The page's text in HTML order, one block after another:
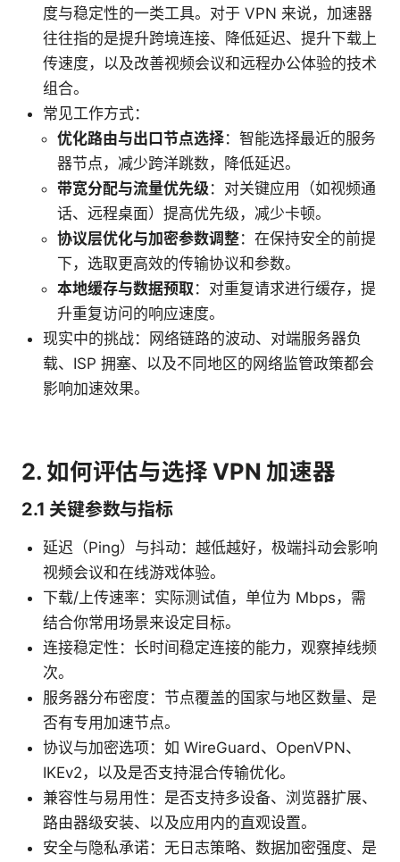
度与稳定性的一类工具。对于 VPN 来说，加速器
往往指的是提升跨境连接、降低延迟、提升下载上
传速度，以及改善视频会议和远程办公体验的技术
组合。
常见工作方式：
优化路由与出口节点选择：智能选择最近的服务
器节点，减少跨洋跳数，降低延迟。
带宽分配与流量优先级 ：对关键应用（如视频通
话、远程桌面）提高优先级，减少卡顿。
协议层优化与加密参数调整：在保持安全的前提
下，选取更高效的传输协议和参数。
本地缓存与数据预取 ：对重复请求进行缓存，提
升重复访问的响应速度。
现实中的挑战：网络链路的波动、对端服务器负
载、ISP 拥塞、以及不同地区的网络监管政策都会
影响加速效果。
2. 如何评估与选择 VPN 加速器
2.1 关键参数与指标
延迟（Ping）与抖动：越低越好，极端抖动会影响
视频会议和在线游戏体验。
下载/上传速率：实际测试值，单位为 Mbps，需
结合你常用场景来设定目标。
连接稳定性：长时间稳定连接的能力，观察掉线频
次。
服务器分布密度：节点覆盖的国家与地区数量、是
否有专用加速节点。
协议与加密选项：如 WireGuard、OpenVPN、
IKEv2，以及是否支持混合传输优化。
兼容性与易用性：是否支持多设备、浏览器扩展、
路由器级安装、以及应用内的直观设置。
安全与隐私承诺：无日志策略、数据加密强度、是